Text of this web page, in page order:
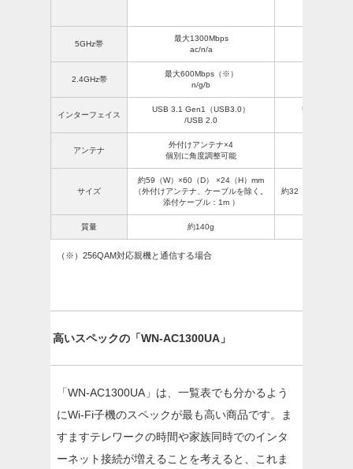
5GHz帯
最大1300Mbps
ac/n/a
2.4GHz帯
最大600Mbps（※）
n/g/b
インターフェイス
USB 3.1 Gen1（USB3.0）
/USB 2.0
USB 3.1
アンテナ
外付けアンテナ×4
個別に角度調整可能
サイズ
約59（W）×60（D）
×24（H）mm
（外付けアンテナ、ケーブルを除く。
添付ケーブル：1m ）
約32（W）×101（
質量 約140g
（※）256QAM対応親機と通信する場合
高いスペックの「WN-AC1300UA」
「WN-AC1300UA」は、一覧表でも分かるよう
にWi-Fi子機のスペックが最も高い商品です。ま
すますテレワークの時間や家族同時でのインタ
ーネット接続が増えることを考えると、これま